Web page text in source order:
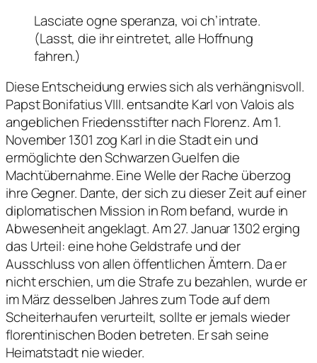
Lasciate ogne speranza, voi ch’intrate.
(Lasst, die ihr eintretet, alle Hoffnung
fahren.)
Diese Entscheidung erwies sich als verhängnisvoll.
Papst Bonifatius VIII. entsandte Karl von Valois als
angeblichen Friedensstifter nach Florenz. Am 1.
November 1301 zog Karl in die Stadt ein und
ermöglichte den Schwarzen Guelfen die
Machtübernahme. Eine Welle der Rache überzog
ihre Gegner. Dante, der sich zu dieser Zeit auf einer
diplomatischen Mission in Rom befand, wurde in
Abwesenheit angeklagt. Am 27. Januar 1302 erging
das Urteil: eine hohe Geldstrafe und der
Ausschluss von allen öffentlichen Ämtern. Da er
nicht erschien, um die Strafe zu bezahlen, wurde er
im März desselben Jahres zum Tode auf dem
Scheiterhaufen verurteilt, sollte er jemals wieder
florentinischen Boden betreten. Er sah seine
Heimatstadt nie wieder.